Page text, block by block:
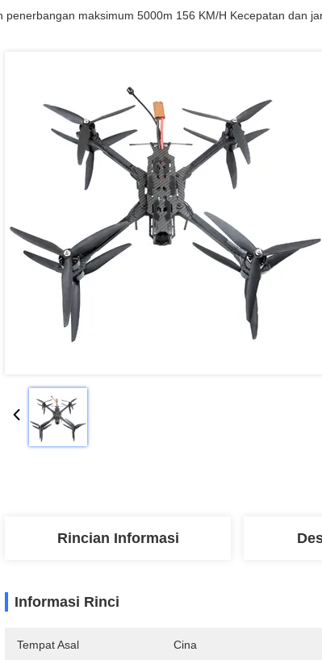
penerbangan maksimum 5000m 156 KM/H Kecepatan dan
Rincian Informasi
Informasi Rinci
Tempat Asal Cina